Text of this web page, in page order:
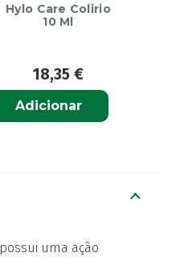
Hylo Care Colirio
10 Ml
18,35 €
Adicionar
uma ação